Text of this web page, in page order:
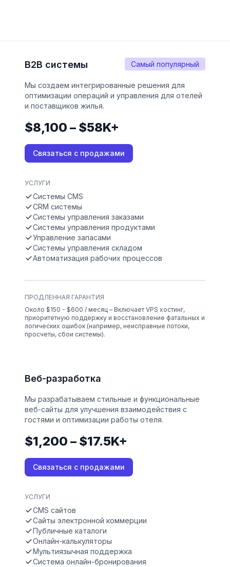
Самый популярный
B2B системы
Мы создаем интегрированные решения для
оптимизации операций и управления для отелей
и поставщиков жилья.
$8,100 – $58K+
Связаться с продажами
УСЛУГИ
Системы CMS
CRM системы
Системы управления заказами
Системы управления продуктами
Управление запасами
Системы управления складом
Автоматизация рабочих процессов
ПРОДЛЕННАЯ ГАРАНТИЯ
Около $150 - $600 / месяц – Включает VPS хостинг,
приоритетную поддержку и восстановление фатальных и
логических ошибок (например, неисправные потоки,
просчеты, сбои системы).
Веб-разработка
Мы разрабатываем стильные и функциональные
веб-сайты для улучшения взаимодействия с
гостями и оптимизации работы отеля.
$1,200 – $17.5K+
Связаться с продажами
УСЛУГИ
CMS сайтов
Сайты электронной коммерции
Публичные каталоги
Онлайн-калькуляторы
Мультиязычная поддержка
Система онлайн-бронирования